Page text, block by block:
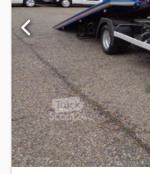
elektromos
nagynyomású
cm x 200 cm x 85 cm)
első tulajdonostól
kaphat e-mailben –
és tévedésekért
jogát fenntartjuk!